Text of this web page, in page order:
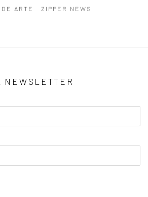
ARTE
ZIPPER NEWS
NEWSLETTER